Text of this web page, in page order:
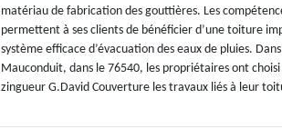
matériau de fabrication des gouttières. Les
permettent à ses clients de bénéficier d’une toiture
système efficace d’évacuation des eaux de pluies.
Mauconduit, dans le 76540, les propriétaires ont
zingueur G.David Couverture les travaux liés à leur